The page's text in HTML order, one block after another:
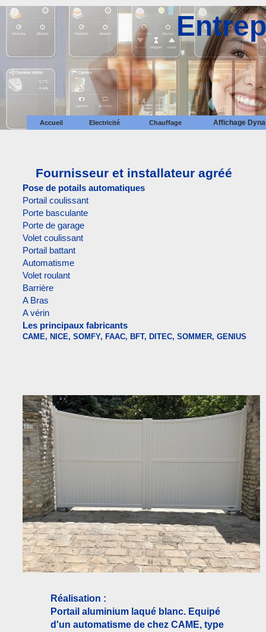
Fournisseur et installateur agréé
Pose de potails automatiques
Portail coulissant
Porte basculante
Porte de garage
Volet coulissant
Portail battant
Automatisme
Volet roulant
Barrière
A Bras
A vérin
Les principaux fabricants
CAME, NICE, SOMFY, FAAC, BFT, DITEC, SOMMER, GENIUS
Réalisation :
Portail aluminium laqué blanc. Equipé
d'un automatisme de chez CAME, type
Accueil Electricité Chauffage Affichage